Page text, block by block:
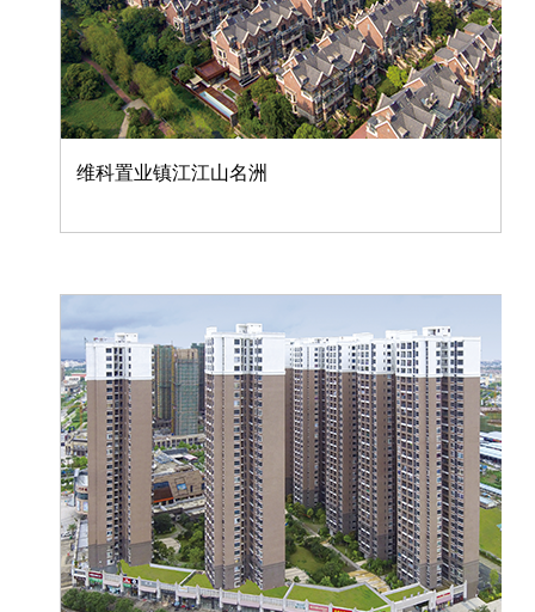
维科置业镇江江山名洲